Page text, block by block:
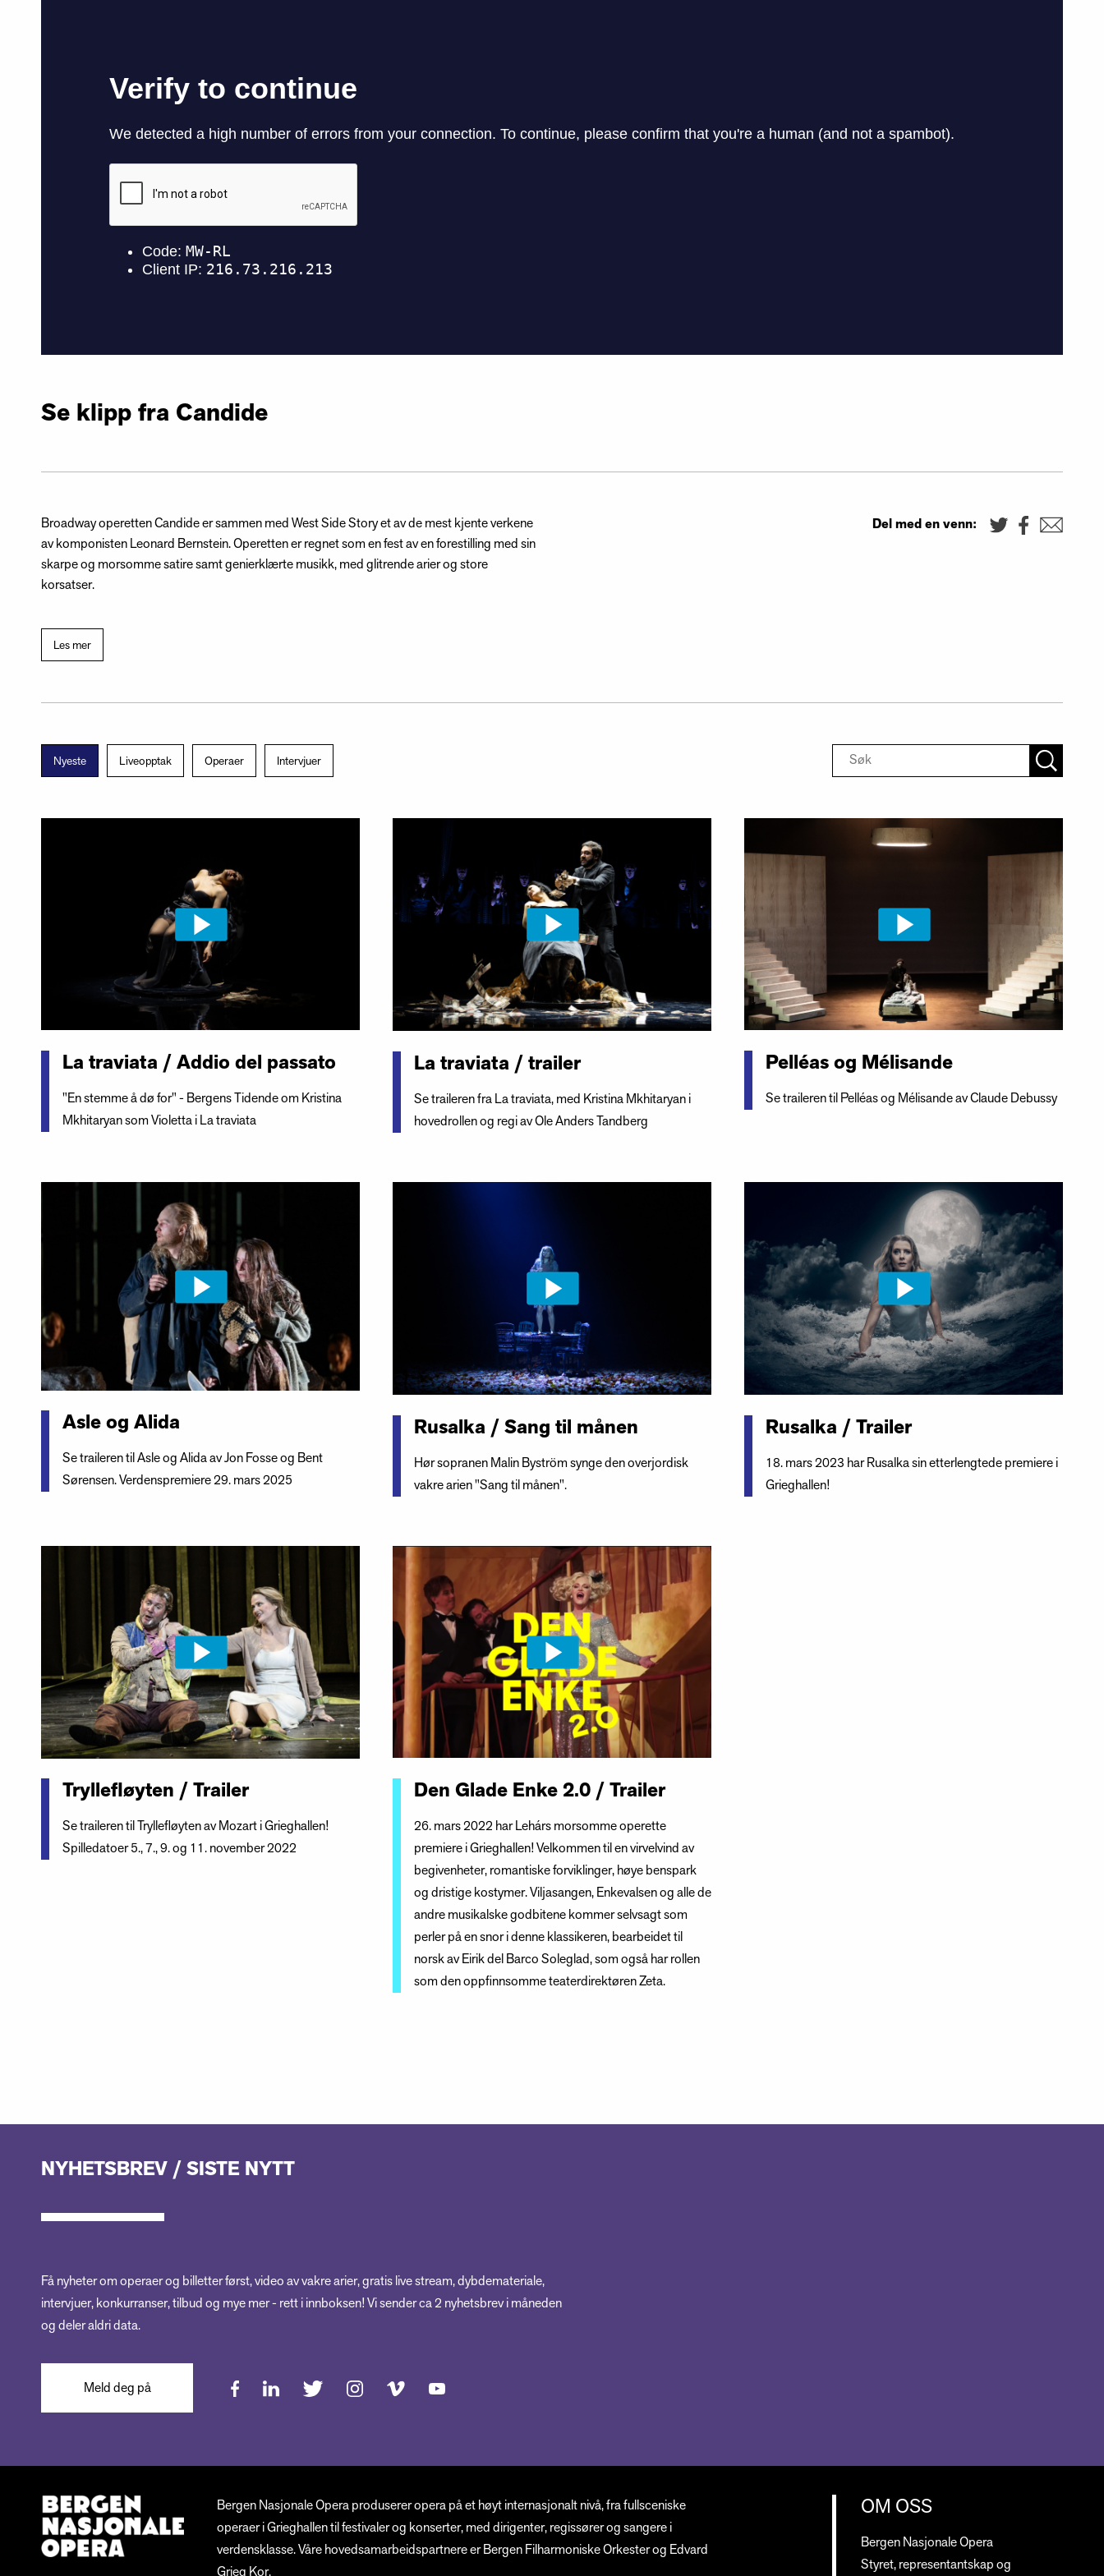
Se klipp fra Candide
Broadway operetten Candide er sammen med West Side Story et av de mest kjente verkene
av komponisten Leonard Bernstein. Operetten er regnet som en fest av en forestilling med sin
skarpe og morsomme satire samt genierklærte musikk, med glitrende arier og store
korsatser.
Les mer
Del med en venn:
Nyeste Liveopptak Operaer Intervjuer
La traviata / Addio del passato
"En stemme å dø for" - Bergens Tidende om Kristina
Mkhitaryan som Violetta i La traviata
La traviata / trailer
Se traileren fra La traviata, med Kristina Mkhitaryan i
hovedrollen og regi av Ole Anders Tandberg
Pelléas og Mélisande
Se traileren til Pelléas og Mélisande av Claude Debussy
Asle og Alida
Se traileren til Asle og Alida av Jon Fosse og Bent
Sørensen. Verdenspremiere 29. mars 2025
Rusalka / Sang til månen
Hør sopranen Malin Byström synge den overjordisk
vakre arien "Sang til månen".
Rusalka / Trailer
18. mars 2023 har Rusalka sin etterlengtede premiere i
Grieghallen!
Tryllefløyten / Trailer
Se traileren til Tryllefløyten av Mozart i Grieghallen!
Spilledatoer 5., 7., 9. og 11. november 2022
Den Glade Enke 2.0 / Trailer
26. mars 2022 har Lehárs morsomme operette
premiere i Grieghallen! Velkommen til en virvelvind av
begivenheter, romantiske forviklinger, høye benspark
og dristige kostymer. Viljasangen, Enkevalsen og alle de
andre musikalske godbitene kommer selvsagt som
perler på en snor i denne klassikeren, bearbeidet til
norsk av Eirik del Barco Soleglad, som også har rollen
som den oppfinnsomme teaterdirektøren Zeta.
NYHETSBREV / SISTE NYTT
Få nyheter om operaer og billetter først, video av vakre arier, gratis live stream, dybdemateriale,
intervjuer, konkurranser, tilbud og mye mer - rett i innboksen! Vi sender ca 2 nyhetsbrev i måneden
og deler aldri data.
Meld deg på
Bergen Nasjonale Opera produserer opera på et høyt internasjonalt nivå, fra fullsceniske
operaer i Grieghallen til festivaler og konserter, med dirigenter, regissører og sangere i
verdensklasse. Våre hovedsamarbeidspartnere er Bergen Filharmoniske Orkester og Edvard
Grieg Kor.
OM OSS
Bergen Nasjonale Opera
Styret, representantskap og